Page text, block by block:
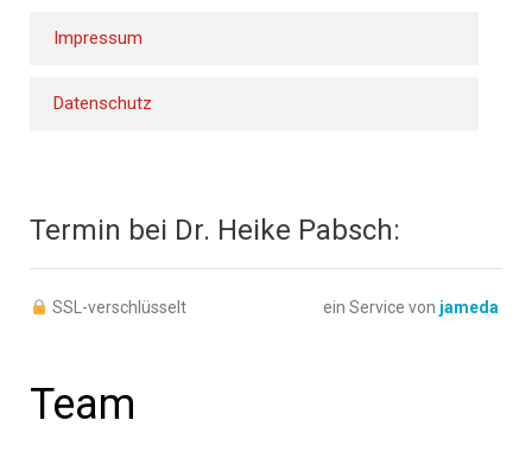
Impressum
Datenschutz
Termin bei Dr. Heike Pabsch:
SSL-verschlüsselt ein Service von jameda
Team